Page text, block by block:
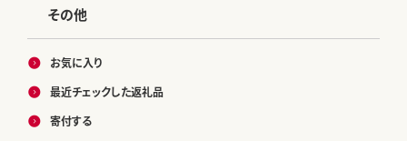
その他
お気に入り
最近チェックした返礼品
寄付する